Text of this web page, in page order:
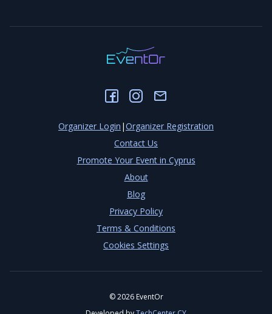
Organizer Login |Organizer Registration
Contact Us
Promote Your Event in Cyprus
About
Blog
Privacy Policy
Terms & Conditions
Cookies Settings
©2026EventOr